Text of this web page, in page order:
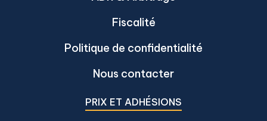
Fiscalité
Politique de confidentialité
Nous contacter
PRIX ET ADHÉSIONS